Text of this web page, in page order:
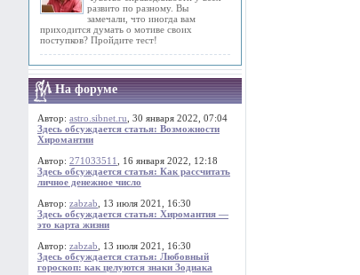
развито по разному. Вы
замечали, что иногда вам
приходится думать о мотиве своих
поступков? Пройдите тест!
На форуме
Автор: astro.sibnet.ru , 30 января 2022, 07:04
Здесь обсуждается статья: Возможности
Хиромантии
Автор: 271033511
, 16 января 2022, 12:18
Здесь обсуждается статья: Как рассчитать
личное денежное число
Автор: zabzab , 13 июля 2021, 16:30
Здесь обсуждается статья: Хиромантия —
это карта жизни
Автор: zabzab , 13 июля 2021, 16:30
Здесь обсуждается статья: Любовный
гороскоп: как целуются знаки Зодиака